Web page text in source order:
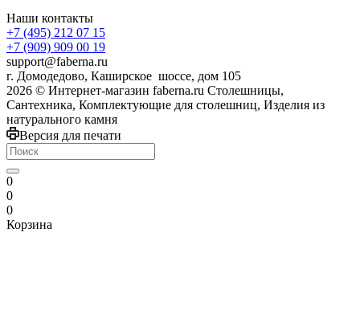
Наши контакты
+7 (495) 212 07 15
+7 (909) 909 00 19
support@faberna.ru
г. Домодедово, Каширское шоссе, дом 105
2026 © Интернет-магазин faberna.ru Столешницы,
Сантехника, Комплектующие для столешниц, Изделия из
натурального камня
Версия для печати
0
0
0
Корзина